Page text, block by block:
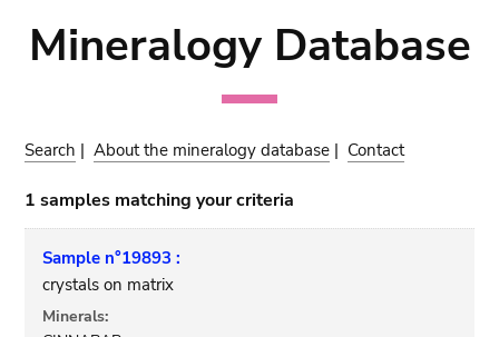
Mineralogy Database
Search |About the mineralogy database | Contact
1 samples matching your criteria
Sample n°19893 :
crystals on matrix
Minerals: